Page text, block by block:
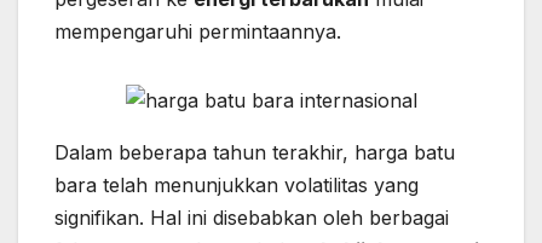
mempengaruhi permintaannya.
Dalam beberapa tahun terakhir, harga batu
bara telah menunjukkan volatilitas yang
signifikan. Hal ini disebabkan oleh berbagai